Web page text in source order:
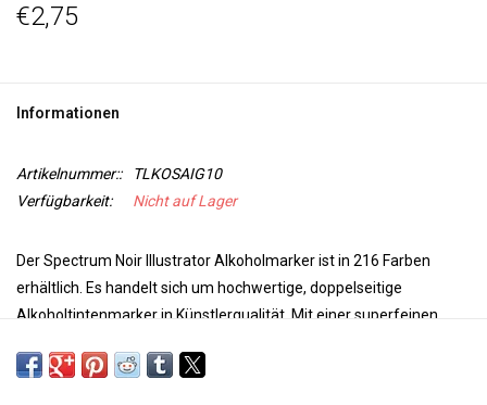
€2,75
Informationen
Artikelnummer::
TLKOSAIG10
Verfügbarkeit:
Nicht auf Lager
Der Spectrum Noir Illustrator Alkoholmarker ist in 216 Farben
erhältlich. Es handelt sich um hochwertige, doppelseitige
Alkoholtintenmarker in Künstlerqualität. Mit einer superfeinen
Pinselspitze für Vielseitigkeit und zusätzliche Kontrolle bei Ihrer